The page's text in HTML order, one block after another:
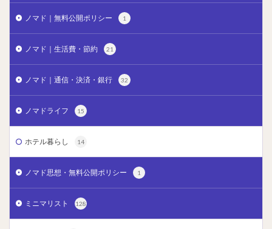
ノマド｜無料公開ポリシー 1
ノマド｜生活費・節約 21
ノマド｜通信・決済・銀行 32
ノマドライフ 15
ホテル暮らし 14
ノマド思想・無料公開ポリシー 1
ミニマリスト 128